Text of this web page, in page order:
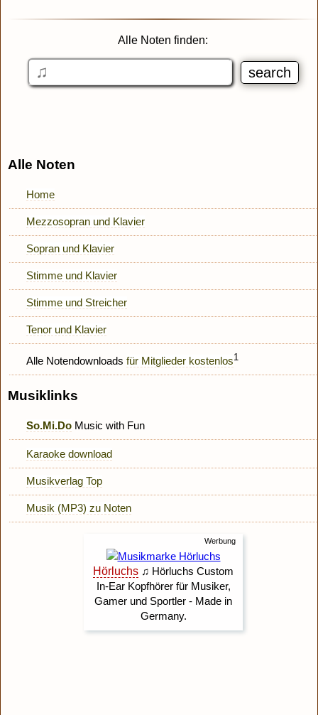
Alle Noten finden:
Alle Noten
Home
Mezzosopran und Klavier
Sopran und Klavier
Stimme und Klavier
Stimme und Streicher
Tenor und Klavier
Alle Notendownloads für Mitglieder kostenlos1
Musiklinks
So.Mi.Do Music with Fun
Karaoke download
Musikverlag Top
Musik (MP3) zu Noten